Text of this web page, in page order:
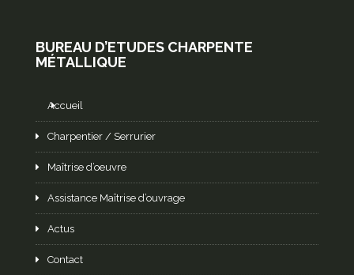
BUREAU D’ETUDES CHARPENTE
MÉTALLIQUE
Accueil
Charpentier / Serrurier
Maîtrise d’oeuvre
Assistance Maîtrise d’ouvrage
Actus
Contact